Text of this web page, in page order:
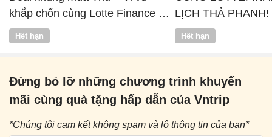
khắp chốn cùng Lotte Finance x
Vntrip
Hết hạn
LỊCH THẢ PHANH!
Hết hạn
Đừng bỏ lỡ những chương trình khuyến
mãi cùng quà tặng hấp dẫn của Vntrip
*Chúng tôi cam kết không spam và lộ thông tin của bạn*